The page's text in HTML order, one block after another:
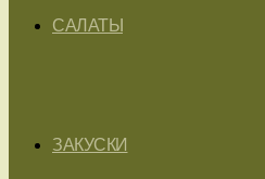
САЛАТЫ
ЗАКУСКИ